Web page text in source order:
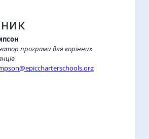
програми для корінних